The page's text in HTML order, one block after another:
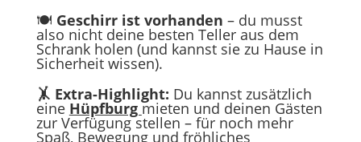
🍽️ Geschirr ist vorhanden – du musst
also nicht deine besten Teller aus dem
Schrank holen (und kannst sie zu Hause in
Sicherheit wissen).
🤸 Extra-Highlight: Du kannst zusätzlich
eine Hüpfburgmieten und deinen Gästen
zur Verfügung stellen – für noch mehr
Spaß, Bewegung und fröhliches